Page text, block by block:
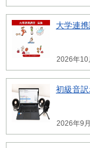
大学連携
2026年10
初級音
2026年9